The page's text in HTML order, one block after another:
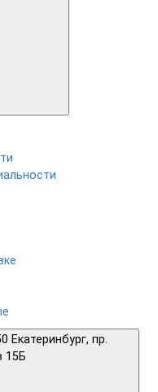
Екатеринбург, пр.